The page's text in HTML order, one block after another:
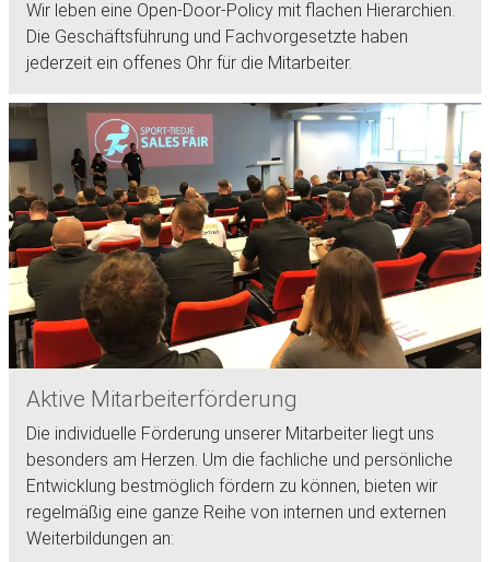
Wir leben eine Open-Door-Policy mit flachen Hierarchien.
Die Geschäftsführung und Fachvorgesetzte haben
jederzeit ein offenes Ohr für die Mitarbeiter.
Aktive Mitarbeiterförderung
Die individuelle Förderung unserer Mitarbeiter liegt uns
besonders am Herzen. Um die fachliche und persönliche
Entwicklung bestmöglich fördern zu können, bieten wir
regelmäßig eine ganze Reihe von internen und externen
Weiterbildungen an: